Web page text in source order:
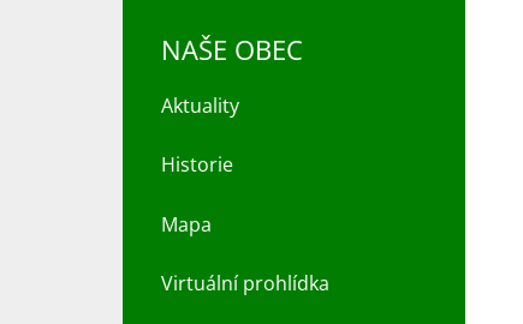
NAŠE OBEC
Aktuality
Historie
Mapa
Virtuální prohlídka